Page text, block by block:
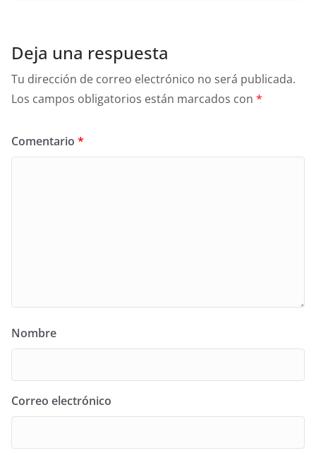
Deja una respuesta
Tu dirección de correo electrónico no será publicada.
Los campos obligatorios están marcados con *
Comentario *
Nombre
Correo electrónico